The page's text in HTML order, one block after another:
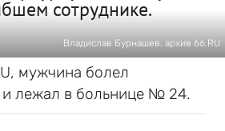
сотруднике.
Владислав Бурнашев, архив 66.RU
мужчина болел
лежал в больнице № 24.